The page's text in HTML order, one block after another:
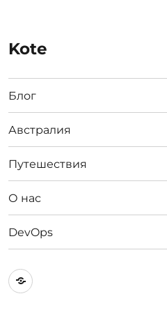
Kote
Блог
Австралия
Путешествия
О нас
DevOps
Австралия